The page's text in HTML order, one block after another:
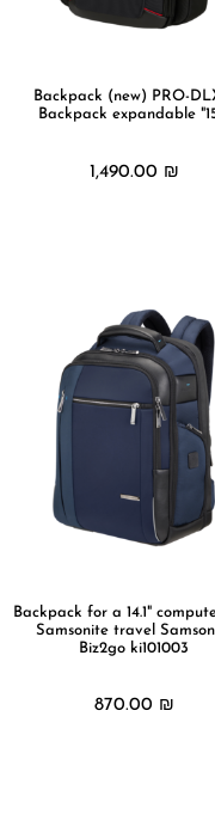
Backpack (new) PRO-
Backpack expandable
1,490.00 ₪
Backpack for a 14.1"
Samsonite travel
Biz2go ki101003
870.00 ₪